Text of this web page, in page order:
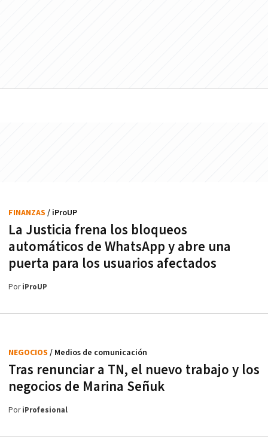
La Justicia frena los bloqueos
automáticos de WhatsApp y abre una
puerta para los usuarios afectados
FINANZAS / iProUP
PoriProUP
Tras renunciar a TN, el nuevo trabajo y los
negocios de Marina Señuk
NEGOCIOS / Medios de comunicación
PoriProfesional